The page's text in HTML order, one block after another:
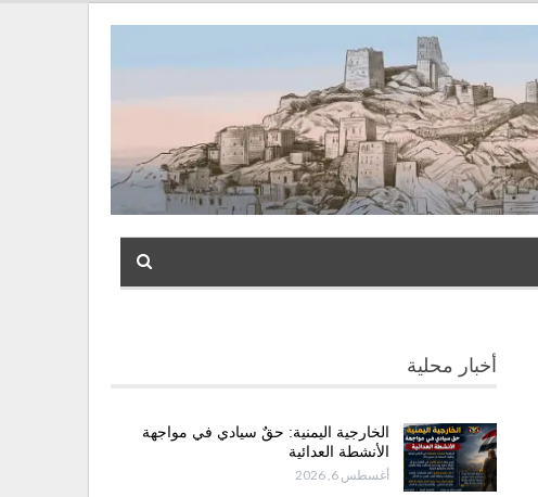
أخبار محلية
الخارجية اليمنية: حقٌ سيادي في مواجهة
الأنشطة العدائية
أغسطس 6, 2026